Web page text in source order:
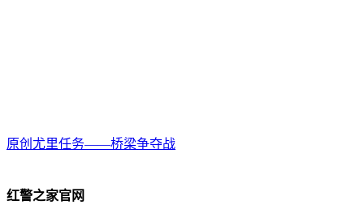
原创尤里任务——桥梁争夺战
红警之家官网